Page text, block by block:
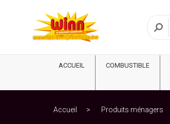
ACCUEIL COMBUSTIBLE
Accueil Produits ménagers